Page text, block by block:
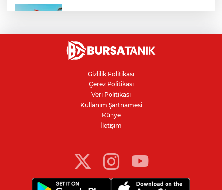
Karacabey Belediyespor'dan
Bursaspor'un gençlerine 5 yıllık imza
Kanser teşhisinde doğru görüntüleme
hayat kurtarıyor
Bursa'da parkta sıra dışı buluşma: Tilki,
Gizlilik Politikası
Çerez Politikası
Veri Politikası
Kullanım Şartnamesi
Künye
İletişim